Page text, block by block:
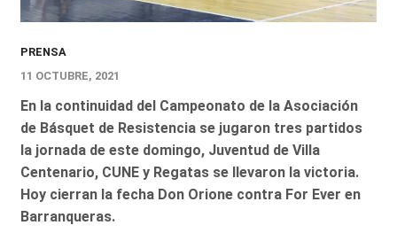
PRENSA
11 OCTUBRE, 2021
En la continuidad del Campeonato de la Asociación
de Básquet de Resistencia se jugaron tres partidos
la jornada de este domingo, Juventud de Villa
Centenario, CUNE y Regatas se llevaron la victoria.
Hoy cierran la fecha Don Orione contra For Ever en
Barranqueras.